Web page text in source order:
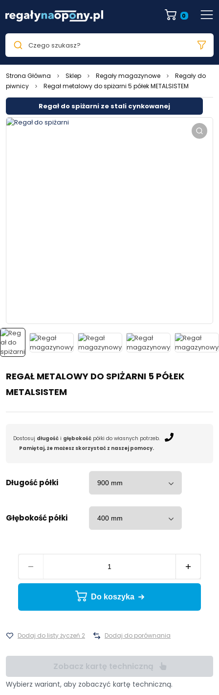
0
Czego szukasz?
Strona Główna Sklep Regały magazynowe
Regały do
piwnicy
Regał metalowy do spiżarni 5 półek METALSISTEM
Regał do spiżarni ze stali cynkowanej
REGAŁ METALOWY DO SPIŻARNI 5 PÓŁEK
METALSISTEM
Dostosuj długość i głębokość półki do własnych potrzeb.
Pamiętaj, że możesz skorzystać z naszej pomocy.
Długość półki
Głębokość półki
Do koszyka
Dodaj do listy życzeń 2 Dodaj do porównania
Zobacz kartę techniczną
Wybierz wariant, aby zobaczyć kartę techniczną.